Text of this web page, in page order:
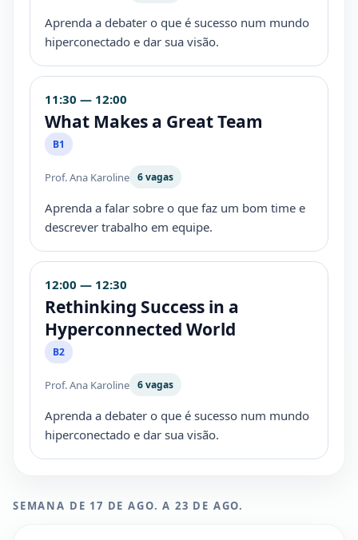
Aprenda a debater o que é sucesso num mundo
hiperconectado e dar sua visão.
11:30 — 12:00
What Makes a Great Team
B1
Prof. Ana Karoline 6 vagas
Aprenda a falar sobre o que faz um bom time e
descrever trabalho em equipe.
12:00 — 12:30
Rethinking Success in a
Hyperconnected World
B2
Prof. Ana Karoline 6 vagas
Aprenda a debater o que é sucesso num mundo
hiperconectado e dar sua visão.
SEMANA DE 17 DE AGO. A 23 DE AGO.